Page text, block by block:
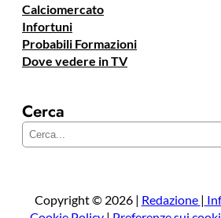
Calciomercato
Infortuni
Probabili Formazioni
Dove vedere in TV
Cerca
e
a
Copyright © 2026 | Redazione |